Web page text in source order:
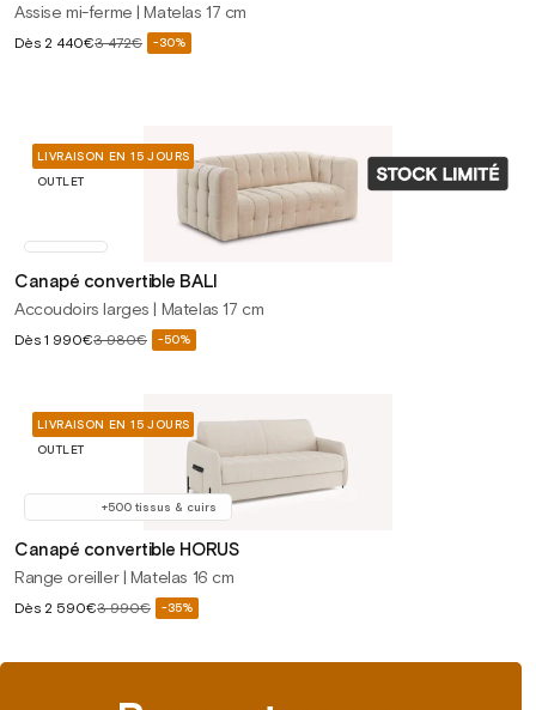
Assise mi-ferme | Matelas 17 cm
Prix
Dès 2 440€Prix
3 472€ -30%
LIVRAISON EN 15 JOURS
OUTLET
Canapé convertible BALI
Accoudoirs larges | Matelas 17 cm
Prix
Dès 1 990€Prix
3 980€ -50%
+500 tissus & cuirs
LIVRAISON EN 15 JOURS
OUTLET
Canapé convertible HORUS
Range oreiller | Matelas 16 cm
Prix
Dès 2 590€Prix
3 990€ -35%